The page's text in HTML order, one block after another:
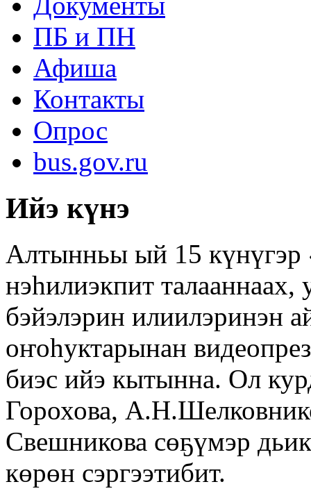
ПБ и ПН
Афиша
Контакты
Опрос
bus.gov.ru
Ийэ күнэ
Алтынньы ый 15 күнүгэр
нэһилиэкпит талааннаах,
бэйэлэрин илиилэринэн
оҥоһуктарынан
биэс ийэ кытынна. Ол
Горохова,
Свешникова сөҕүмэр
көрөн сэргээтибит.